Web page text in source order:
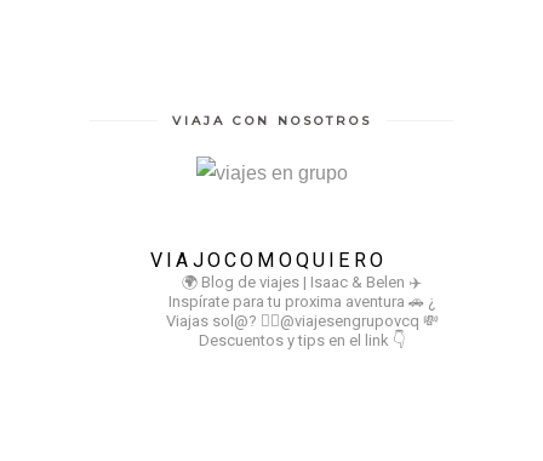
VIAJA CON NOSOTROS
VIAJOCOMOQUIERO
🌍 Blog de viajes | Isaac & Belen ✈️
Inspírate para tu proxima aventura 🚗 ¿
Viajas sol@? 👉🏻@viajesengrupovcq 💸
Descuentos y tips en el link 👇